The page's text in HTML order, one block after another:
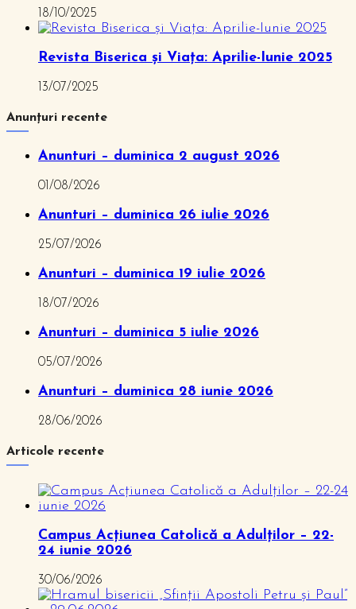
18/10/2025
Revista Biserica și Viața: Aprilie-Iunie 2025
13/07/2025
Anunțuri recente
Anunturi – duminica 2 august 2026
01/08/2026
Anunturi – duminica 26 iulie 2026
25/07/2026
Anunturi – duminica 19 iulie 2026
18/07/2026
Anunturi – duminica 5 iulie 2026
05/07/2026
Anunturi – duminica 28 iunie 2026
28/06/2026
Articole recente
Campus Acțiunea Catolică a Adulților – 22-
24 iunie 2026
30/06/2026